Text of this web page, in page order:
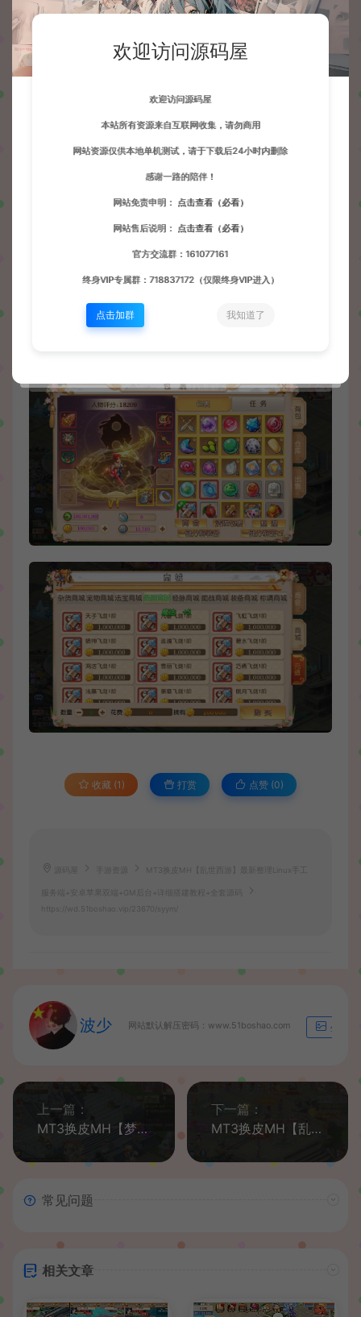
收藏 (1) 打赏 点赞 (0)
手游资源 MT3换皮MH【乱世西游】最新整理Linux手工
服务端+安卓苹果双端+GM后台+详细搭建教程+全套源码
https://wd.51boshao.vip/23670/syym/
波少 网站默认解压密码：www.51boshao.com 生成海
上一篇：
MT3换皮MH【梦长安】最新整理Linux手工服务端+安卓苹果双端+GM后台+详细搭建教程+全套源码+赞助攻略
下一篇：
MT3换皮MH【乱世西游挂机尊享版】最新整理Linux手工服务端+安卓苹果双端+GM后台+详细搭建教程+全套源码
常见问题
相关文章
欢迎访问源码屋
欢迎访问源码屋
本站所有资源来自互联网收集，请勿商用
网站资源仅供本地单机测试，请于下载后24小时内删除
感谢一路的陪伴！
网站免责申明： 点击查看（必看）
网站售后说明： 点击查看（必看）
官方交流群：161077161
终身VIP专属群：718837172（仅限终身VIP进入）
点击加群 我知道了